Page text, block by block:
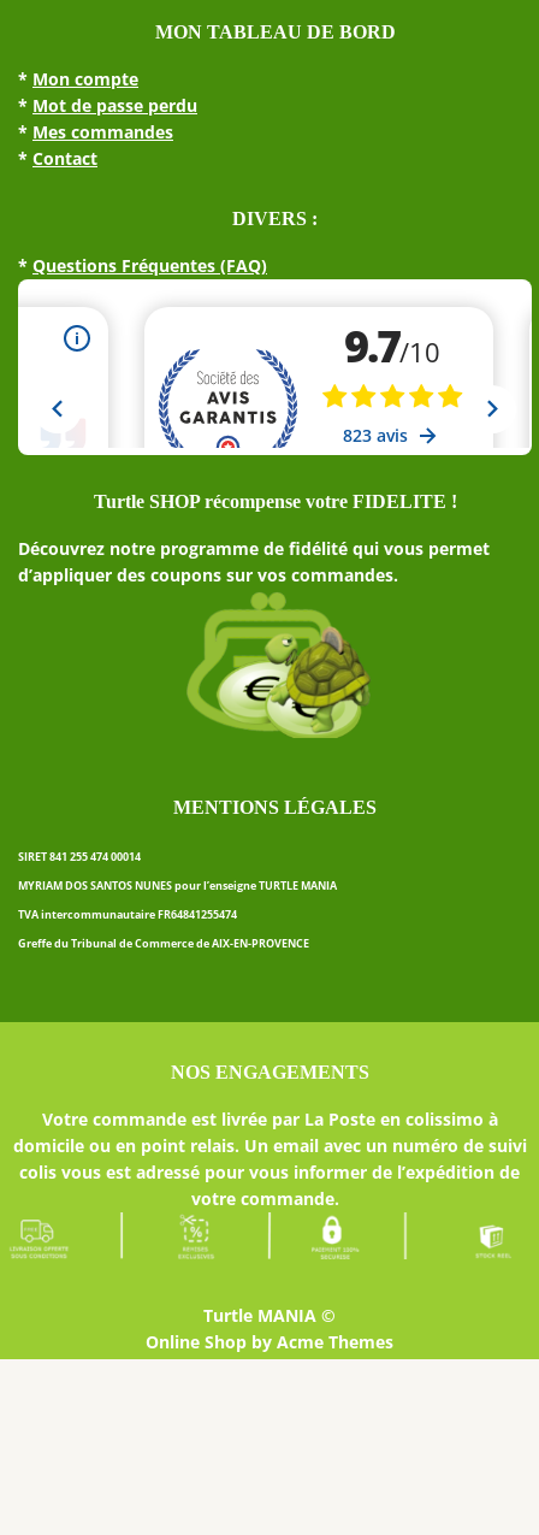
MON TABLEAU DE BORD
* Mon compte
* Mot de passe perdu
* Mes commandes
* Contact
DIVERS :
* Questions Fréquentes (FAQ)
Turtle SHOP récompense votre FIDELITE !
Découvrez notre programme de fidélité qui vous permet
d’appliquer des coupons sur vos commandes.
MENTIONS LÉGALES
SIRET 841 255 474 00014
MYRIAM DOS SANTOS NUNES pour l’enseigne TURTLE MANIA
TVA intercommunautaire FR64841255474
Greffe du Tribunal de Commerce de AIX-EN-PROVENCE
NOS ENGAGEMENTS
Votre commande est livrée par La Poste en colissimo à
domicile ou en point relais. Un email avec un numéro de suivi
colis vous est adressé pour vous informer de l’expédition de
votre commande.
Turtle MANIA ©
Online Shop by Acme Themes